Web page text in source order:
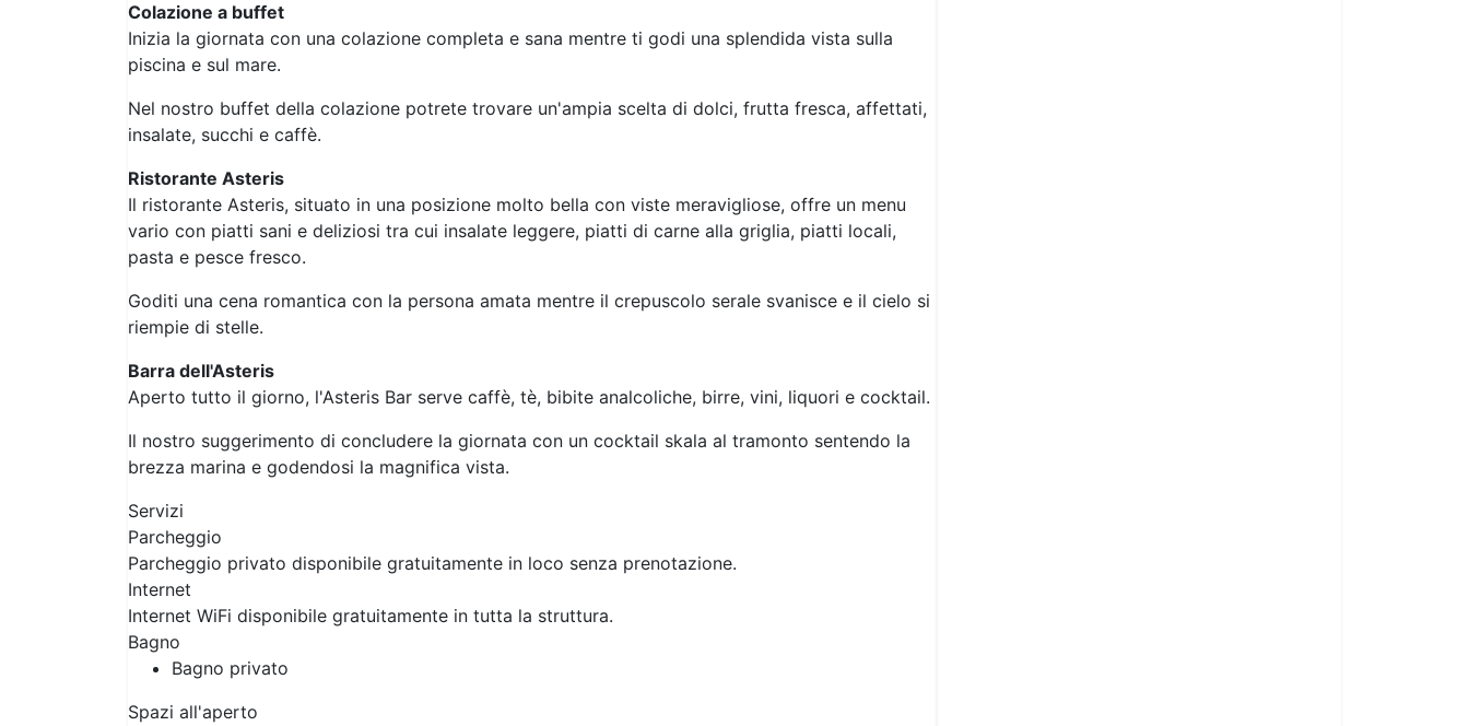
Colazione a buffet
Inizia la giornata con una colazione completa e sana mentre ti godi una splendida vista sulla
piscina e sul mare.
Nel nostro buffet della colazione potrete trovare un'ampia scelta di dolci, frutta fresca, affettati,
insalate, succhi e caffè.
Ristorante Asteris
Il ristorante Asteris, situato in una posizione molto bella con viste meravigliose, offre un menu
vario con piatti sani e deliziosi tra cui insalate leggere, piatti di carne alla griglia, piatti locali,
pasta e pesce fresco.
Goditi una cena romantica con la persona amata mentre il crepuscolo serale svanisce e il cielo si
riempie di stelle.
Barra dell'Asteris
Aperto tutto il giorno, l'Asteris Bar serve caffè, tè, bibite analcoliche, birre, vini, liquori e cocktail.
Il nostro suggerimento di concludere la giornata con un cocktail skala al tramonto sentendo la
brezza marina e godendosi la magnifica vista.
Servizi
Parcheggio
Parcheggio privato disponibile gratuitamente in loco senza prenotazione.
Internet
Internet WiFi disponibile gratuitamente in tutta la struttura.
Bagno
Bagno privato
Spazi all'aperto